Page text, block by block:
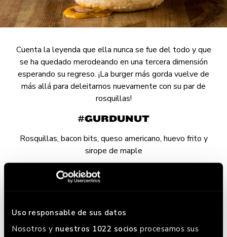
Uso responsable de sus datos
Nosotros y nuestros 1022 socios procesamos sus
Cuenta la leyenda que ella nunca se fue del todo y que
se ha quedado merodeando en una tercera dimensión
esperando su regreso. ¡La burger más gorda vuelve de
más allá para deleitarnos nuevamente con su par de
rosquillas!
#GURDUNUT
Rosquillas, bacon bits, queso americano, huevo frito y
sirope de maple
La misma burger, ahora con U.